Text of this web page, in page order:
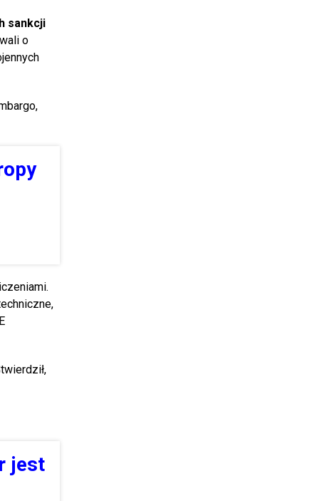
sankcji
o
jest